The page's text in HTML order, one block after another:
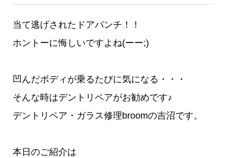
当て逃げされたドアパンチ！！
ホントーに悔しいですよね(ーー;)
凹んだボディが乗るたびに気になる・・・
そんな時はデントリペアがお勧めです♪
デントリペア・ガラス修理broomの吉沼です。
本日のご紹介は